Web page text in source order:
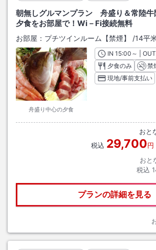
朝無しグルマンプラン 舟盛り＆常陸牛
夕食をお部屋で！Wi－Fi接続無料
お部屋： プチツインルーム【禁煙】 /14平
舟盛り中心の夕食
INチェックイン
15:00 ～ | OUT
夕食のみ
禁
現地/事前支払い
おと
税込 29,700円
おと
税込
プランの詳細を見る